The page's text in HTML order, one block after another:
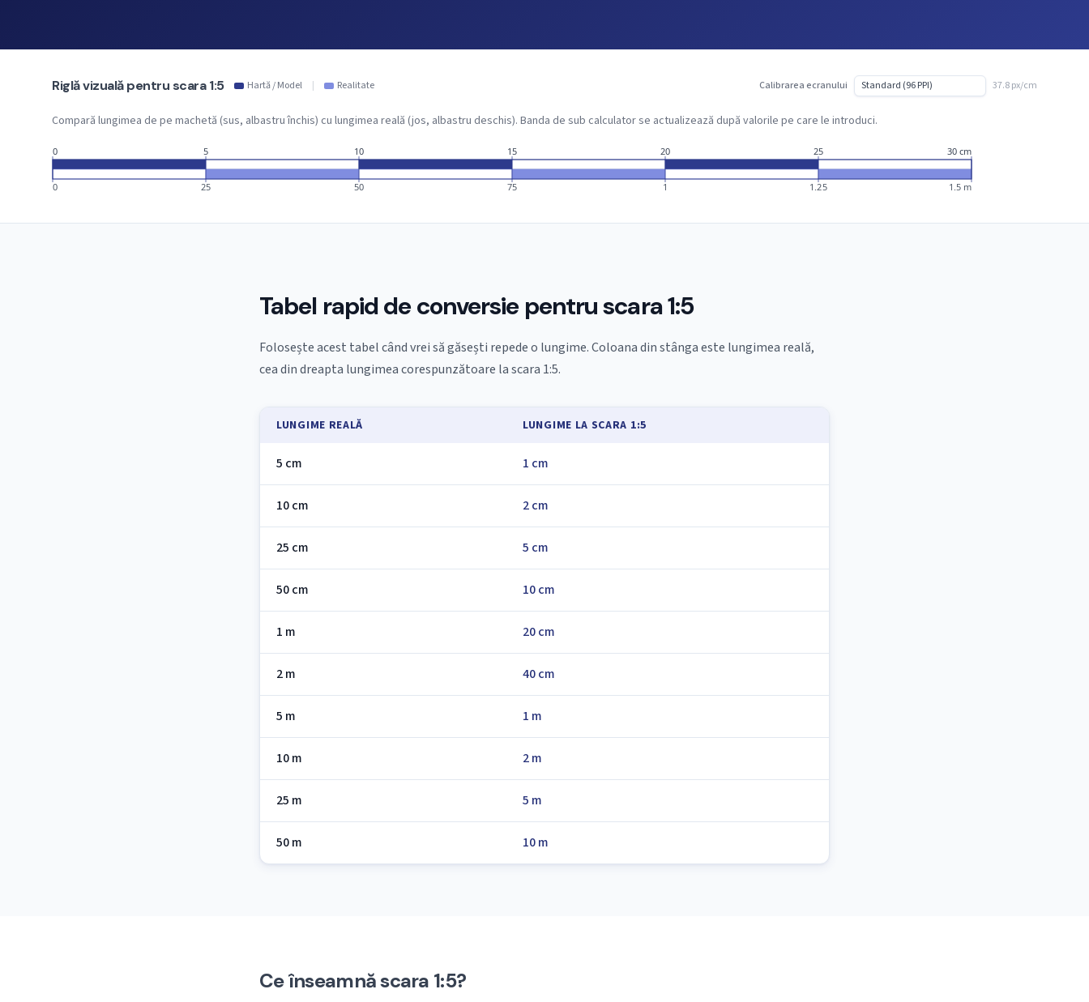
Riglă vizuală pentru scara 1:5 Hartă / Model | Realitate Calibrarea ecranului 37.8 px/cm
Compară lungimea de pe machetă (sus, albastru închis) cu lungimea reală (jos, albastru deschis). Banda de sub calculator se actualizează după valorile pe care le introduci.
0
0
5
25
10
50
15
75
20
1
25
1.25
30 cm
1.5 m
Tabel rapid de conversie pentru scara 1:5
Folosește acest tabel când vrei să găsești repede o lungime. Coloana din stânga este lungimea reală,
cea din dreapta lungimea corespunzătoare la scara 1:5.
LUNGIME REALĂ LUNGIME LA SCARA 1:5
5 cm 1 cm
10 cm 2 cm
25 cm 5 cm
50 cm 10 cm
1 m 20 cm
2 m 40 cm
5 m 1 m
10 m 2 m
25 m 5 m
50 m 10 m
Ce înseamnă scara 1:5?